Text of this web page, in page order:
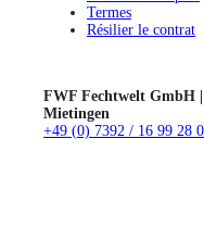
Termes
Résilier le contrat
FWF Fechtwelt GmbH
Mietingen
+49 (0) 7392 / 16 99 28 0